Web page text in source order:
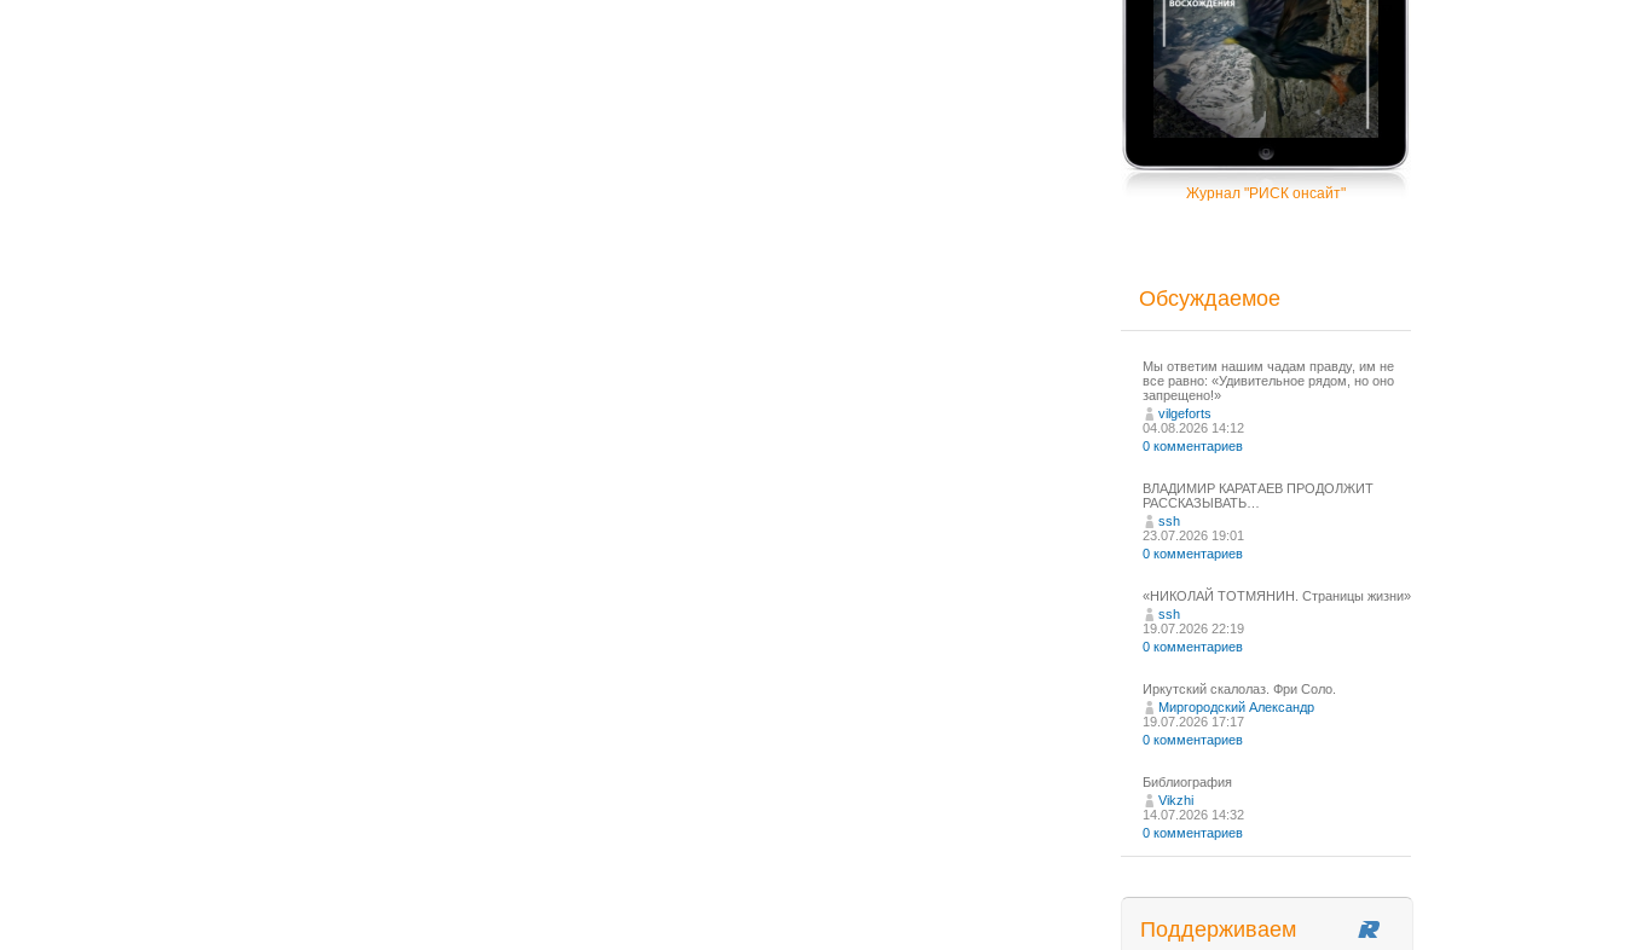
Журнал "РИСК онсайт"
Обсуждаемое
Мы ответим нашим чадам правду, им не
все равно: «Удивительное рядом, но оно
запрещено!»
vilgeforts
04.08.2026 14:12
0 комментариев
ВЛАДИМИР КАРАТАЕВ ПРОДОЛЖИТ
РАССКАЗЫВАТЬ…
ssh
23.07.2026 19:01
0 комментариев
«НИКОЛАЙ ТОТМЯНИН. Страницы жизни»
ssh
19.07.2026 22:19
0 комментариев
Иркутский скалолаз. Фри Соло.
Миргородский Александр
19.07.2026 17:17
0 комментариев
Библиография
Vikzhi
14.07.2026 14:32
0 комментариев
Поддерживаем